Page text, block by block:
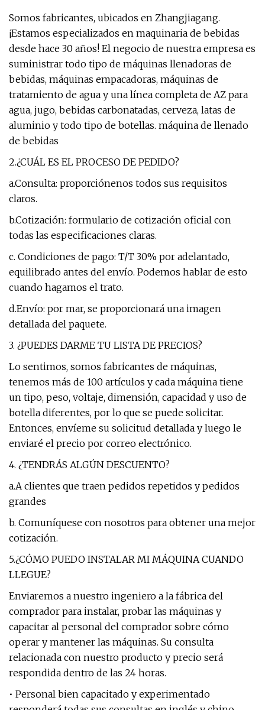
Somos fabricantes, ubicados en Zhangjiagang.
¡Estamos especializados en maquinaria de bebidas
desde hace 30 años! El negocio de nuestra empresa es
suministrar todo tipo de máquinas llenadoras de
bebidas, máquinas empacadoras, máquinas de
tratamiento de agua y una línea completa de AZ para
agua, jugo, bebidas carbonatadas, cerveza, latas de
aluminio y todo tipo de botellas. máquina de llenado
de bebidas
2.¿CUÁL ES EL PROCESO DE PEDIDO?
a.Consulta: proporciónenos todos sus requisitos
claros.
b.Cotización: formulario de cotización oficial con
todas las especificaciones claras.
c. Condiciones de pago: T/T 30% por adelantado,
equilibrado antes del envío. Podemos hablar de esto
cuando hagamos el trato.
d.Envío: por mar, se proporcionará una imagen
detallada del paquete.
3. ¿PUEDES DARME TU LISTA DE PRECIOS?
Lo sentimos, somos fabricantes de máquinas,
tenemos más de 100 artículos y cada máquina tiene
un tipo, peso, voltaje, dimensión, capacidad y uso de
botella diferentes, por lo que se puede solicitar.
Entonces, envíeme su solicitud detallada y luego le
enviaré el precio por correo electrónico.
4. ¿TENDRÁS ALGÚN DESCUENTO?
a.A clientes que traen pedidos repetidos y pedidos
grandes
b. Comuníquese con nosotros para obtener una mejor
cotización.
5.¿CÓMO PUEDO INSTALAR MI MÁQUINA CUANDO
LLEGUE?
Enviaremos a nuestro ingeniero a la fábrica del
comprador para instalar, probar las máquinas y
capacitar al personal del comprador sobre cómo
operar y mantener las máquinas. Su consulta
relacionada con nuestro producto y precio será
respondida dentro de las 24 horas.
• Personal bien capacitado y experimentado